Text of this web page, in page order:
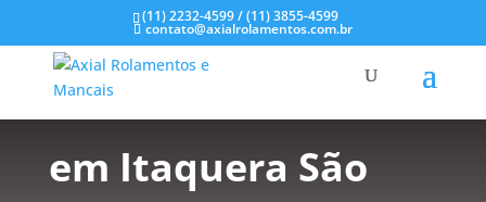
(11) 2232-4599 / (11) 3855-4599
contato@axialrolamentos.com.br
Mancal tipo Flange
em Itaquera São